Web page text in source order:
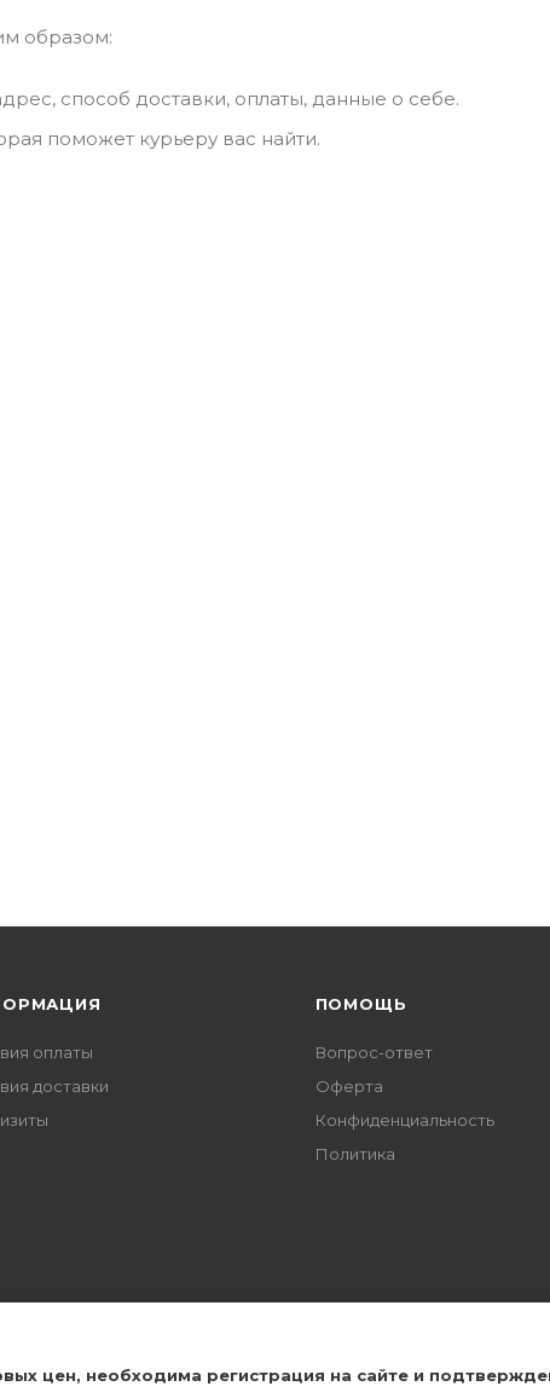
образом:
способ доставки, оплаты, данные о себе.
поможет курьеру вас найти.
оплаты
доставки
ПОМОЩЬ
Вопрос-ответ
Оферта
Конфиденциальность
Политика
цен, необходима регистрация на сайте и